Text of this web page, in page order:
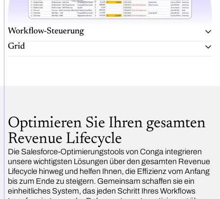
Workflow-Steuerung
Grid
Optimieren Sie Ihren gesamten
Revenue Lifecycle
Die Salesforce-Optimierungstools von Conga integrieren
unsere wichtigsten Lösungen über den gesamten Revenue
Lifecycle hinweg und helfen Ihnen, die Effizienz vom Anfang
bis zum Ende zu steigern. Gemeinsam schaffen sie ein
einheitliches System, das jeden Schritt Ihres Workflows